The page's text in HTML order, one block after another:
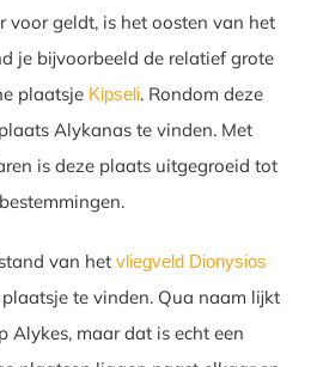
voor geldt, is het oosten van het
je bijvoorbeeld de relatief grote
plaatsje Kipseli. Rondom deze
Alykanas te vinden. Met
is deze plaats uitgegroeid tot
van het vliegveld Dionysios
te vinden. Qua naam lijkt
Alykes, maar dat is echt een